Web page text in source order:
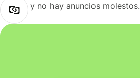
y no hay anuncios molestos.